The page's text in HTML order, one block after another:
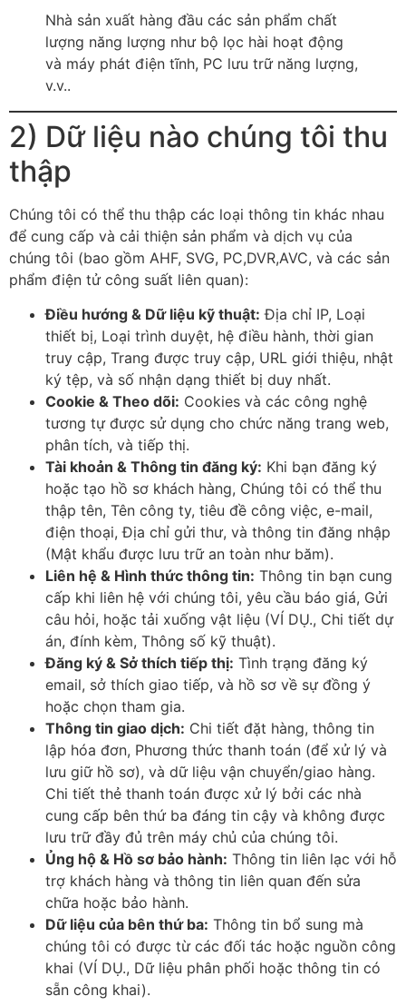
Nhà sản xuất hàng đầu các sản phẩm chất
lượng năng lượng như bộ lọc hài hoạt động
và máy phát điện tĩnh, PC lưu trữ năng lượng,
v.v..
2) Dữ liệu nào chúng tôi thu
thập
Chúng tôi có thể thu thập các loại thông tin khác nhau
để cung cấp và cải thiện sản phẩm và dịch vụ của
chúng tôi (bao gồm AHF, SVG, PC,DVR,AVC, và các sản
phẩm điện tử công suất liên quan):
Điều hướng & Dữ liệu kỹ thuật: Địa chỉ IP, Loại
thiết bị, Loại trình duyệt, hệ điều hành, thời gian
truy cập, Trang được truy cập, URL giới thiệu, nhật
ký tệp, và số nhận dạng thiết bị duy nhất.
Cookie & Theo dõi: Cookies và các công nghệ
tương tự được sử dụng cho chức năng trang web,
phân tích, và tiếp thị.
Tài khoản & Thông tin đăng ký: Khi bạn đăng ký
hoặc tạo hồ sơ khách hàng, Chúng tôi có thể thu
thập tên, Tên công ty, tiêu đề công việc, e-mail,
điện thoại, Địa chỉ gửi thư, và thông tin đăng nhập
(Mật khẩu được lưu trữ an toàn như băm).
Liên hệ & Hình thức thông tin: Thông tin bạn cung
cấp khi liên hệ với chúng tôi, yêu cầu báo giá, Gửi
câu hỏi, hoặc tải xuống vật liệu (VÍ DỤ., Chi tiết dự
án, đính kèm, Thông số kỹ thuật).
Đăng ký & Sở thích tiếp thị: Tình trạng đăng ký
email, sở thích giao tiếp, và hồ sơ về sự đồng ý
hoặc chọn tham gia.
Thông tin giao dịch: Chi tiết đặt hàng, thông tin
lập hóa đơn, Phương thức thanh toán (để xử lý và
lưu giữ hồ sơ), và dữ liệu vận chuyển/giao hàng.
Chi tiết thẻ thanh toán được xử lý bởi các nhà
cung cấp bên thứ ba đáng tin cậy và không được
lưu trữ đầy đủ trên máy chủ của chúng tôi.
Ủng hộ & Hồ sơ bảo hành: Thông tin liên lạc với hỗ
trợ khách hàng và thông tin liên quan đến sửa
chữa hoặc bảo hành.
Dữ liệu của bên thứ ba: Thông tin bổ sung mà
chúng tôi có được từ các đối tác hoặc nguồn công
khai (VÍ DỤ., Dữ liệu phân phối hoặc thông tin có
sẵn công khai).